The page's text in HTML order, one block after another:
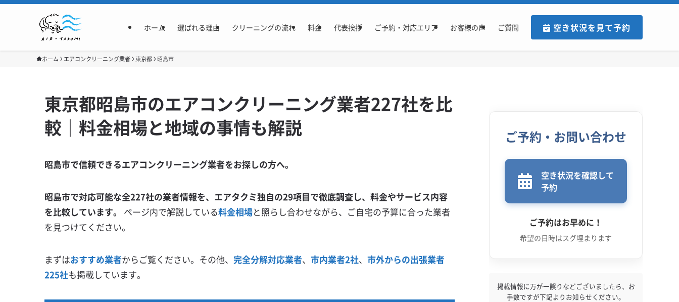
ホーム 選ばれる理由 クリーニングの流れ 料金 代表挨拶 ご予約・対応エリア お客様の声 ご質問 空き状況を見て予約
ホーム エアコンクリーニング業者 東京都 昭島市
東京都昭島市のエアコンクリーニング業者227社を比
較｜料金相場と地域の事情も解説
昭島市で信頼できるエアコンクリーニング業者をお探しの方へ。
昭島市で対応可能な全227社の業者情報を、エアタクミ独自の29項目で徹底調査し、料金やサービス内容
を比較しています。
ページ内で解説している料金相場と照らし合わせながら、ご自宅の予算に合った業者
を見つけてください。
まずはおすすめ業者からご覧ください。その他、 完全分解対応業者、 市内業者2社、 市外からの出張業者
225社も掲載しています。
ご予約・お問い合わせ
空き状況を確認して
予約
ご予約はお早めに！
希望の日時はスグ埋まります
掲載情報に万が一誤りなどございましたら、お
手数ですが下記よりお知らせください。